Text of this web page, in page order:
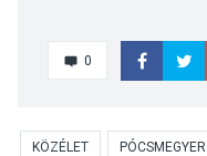
0
KÖZÉLET PÓCSMEGYER